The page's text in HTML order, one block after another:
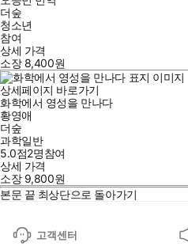
더숲
청소년
참여
상세 가격
소장 8,400원
상세페이지 바로가기
화학에서 영성을 만나다
황영애
더숲
과학일반
5.0점2명참여
상세 가격
소장 9,800원
본문 끝 최상단으로 돌아가기
고객센터